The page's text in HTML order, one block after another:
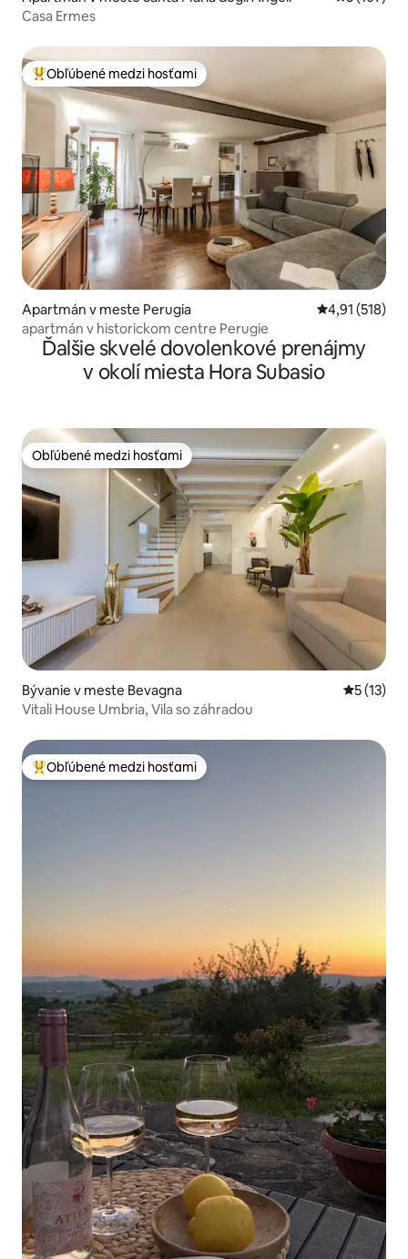
Casa Ermes
Najobľúbenejšie medzi hosťami
Obľúbené medzi hosťami
Apartmán v meste Perugia Priemerné
4,91 (518)
apartmán v historickom centre Perugie
Ďalšie skvelé dovolenkové prenájmy
v okolí miesta Hora Subasio
Obľúbené medzi hosťami
Obľúbené medzi hosťami
Bývanie v meste Bevagna
5 (13)
Vitali House Umbria, Vila so záhradou
Najobľúbenejšie medzi hosťami
Obľúbené medzi hosťami